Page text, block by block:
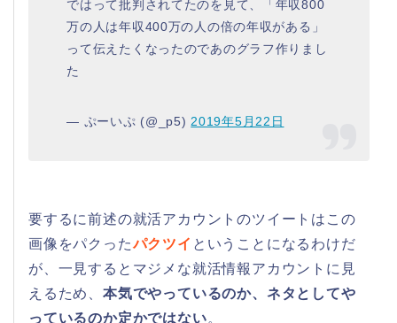
ではって批判されてたのを見て、「年収800
万の人は年収400万の人の倍の年収がある」
って伝えたくなったのであのグラフ作りまし
た
— ぷーいぷ (@_p5) 2019年5月22日
要するに前述の就活アカウントのツイートはこの
画像をパクったパクツイ ということになるわけだ
が、一見するとマジメな就活情報アカウントに見
えるため、 本気でやっているのか、ネタとしてや
っているのか定かではない。